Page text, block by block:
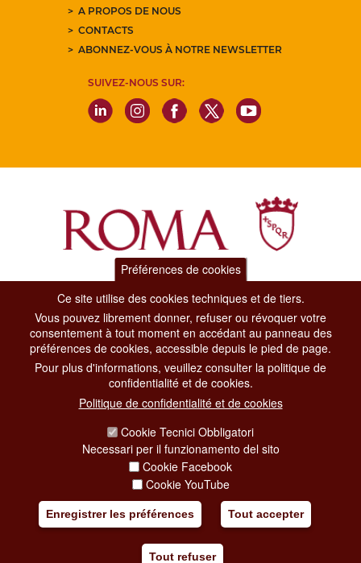
A PROPOS DE NOUS
CONTACTS
ABONNEZ-VOUS À NOTRE NEWSLETTER
SUIVEZ-NOUS SUR:
Via di San Basilio, 51
00187 Roma
CONTACT CENTER TEL. 06 06 08
CONTATTA LA REDAZIONE
PRIVACY
SOCIAL MEDIA POLICY
CREDITS
COPYRIGHT
ESCLUSIONE DI RESPONSABILITÀ
Préférences de cookies
Ce site utilise des cookies techniques et de tiers.
Vous pouvez librement donner, refuser ou révoquer votre
consentement à tout moment en accédant au panneau des
préférences de cookies, accessible depuis le pied de page.
Pour plus d'informations, veuillez consulter la politique de
confidentialité et de cookies.
Politique de confidentialité et de cookies
Cookie Tecnici Obbligatori
Necessari per il funzionamento del sito
Cookie Facebook
Cookie YouTube
Enregistrer les préférences Tout accepter
Tout refuser